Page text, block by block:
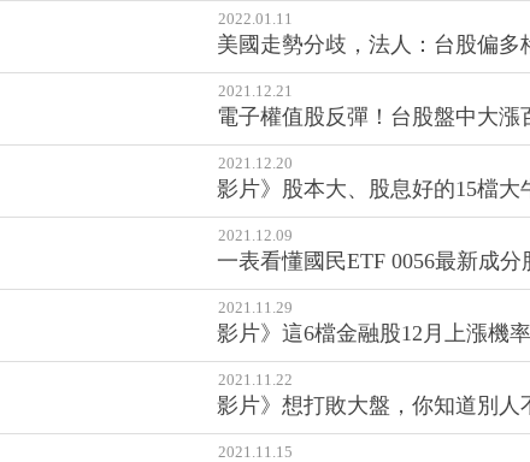
2022.01.11
美國走勢分歧，法人：台股偏多
2021.12.21
電子權值股反彈！台股盤中大漲
2021.12.20
影片》股本大、股息好的15檔大
2021.12.09
一表看懂國民ETF 0056最新成
2021.11.29
影片》這6檔金融股12月上漲機
2021.11.22
影片》想打敗大盤，你知道別人
2021.11.15